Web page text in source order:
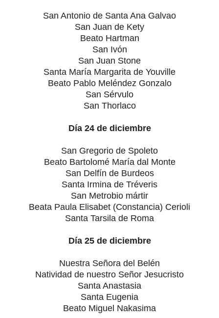
San Antonio de Santa Ana Galvao
San Juan de Kety
Beato Hartman
San Ivón
San Juan Stone
Santa María Margarita de Youville
Beato Pablo Meléndez Gonzalo
San Sérvulo
San Thorlaco
Día 24 de diciembre
San Gregorio de Spoleto
Beato Bartolomé María dal Monte
San Delfín de Burdeos
Santa Irmina de Tréveris
San Metrobio mártir
Beata Paula Elisabet (Constancia) Cerioli
Santa Tarsila de Roma
Día 25 de diciembre
Nuestra Señora del Belén
Natividad de nuestro Señor Jesucristo
Santa Anastasia
Santa Eugenia
Beato Miguel Nakasima